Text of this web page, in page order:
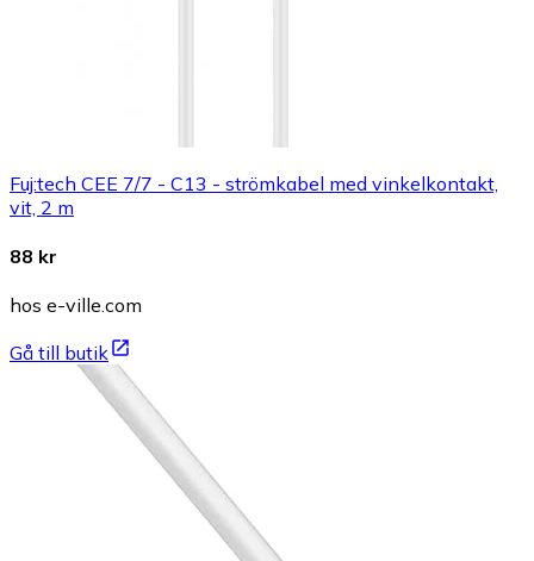
Fuj:tech CEE 7/7 - C13 - strömkabel med vinkelkontakt,
vit, 2 m
88 kr
hos e-ville.com
Gå till butik